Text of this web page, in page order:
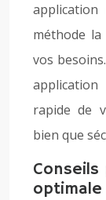
application
méthode
vos
rapide de
bien que